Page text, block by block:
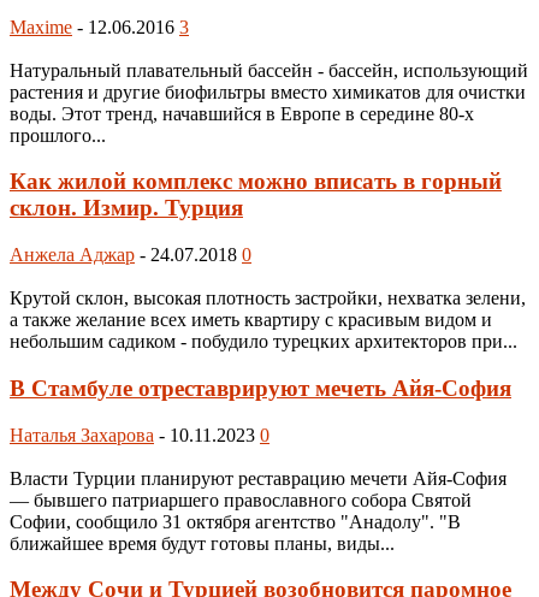
Maxime - 12.06.2016 3
Натуральный плавательный бассейн - бассейн, использующий
растения и другие биофильтры вместо химикатов для очистки
воды. Этот тренд, начавшийся в Европе в середине 80-х
прошлого...
Как жилой комплекс можно вписать в горный
склон. Измир. Турция
Анжела Аджар - 24.07.2018 0
Крутой склон, высокая плотность застройки, нехватка зелени,
а также желание всех иметь квартиру с красивым видом и
небольшим садиком - побудило турецких архитекторов при...
В Стамбуле отреставрируют мечеть Айя-София
Наталья Захарова - 10.11.2023 0
Власти Турции планируют реставрацию мечети Айя-София
— бывшего патриаршего православного собора Святой
Софии, сообщило 31 октября агентство "Анадолу". "В
ближайшее время будут готовы планы, виды...
Между Сочи и Турцией возобновится паромное